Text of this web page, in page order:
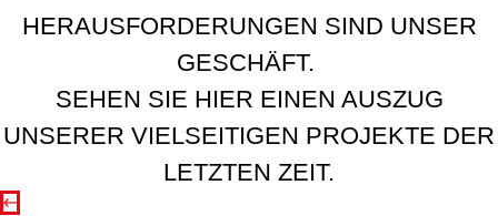
HERAUSFORDERUNGEN SIND UNSER
GESCHÄFT.
SEHEN SIE HIER EINEN AUSZUG
UNSERER VIELSEITIGEN PROJEKTE DER
LETZTEN ZEIT.